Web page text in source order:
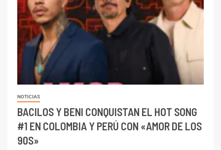
NOTICIAS
BACILOS Y BENI CONQUISTAN EL HOT SONG
#1 EN COLOMBIA Y PERÚ CON «AMOR DE LOS
90S»